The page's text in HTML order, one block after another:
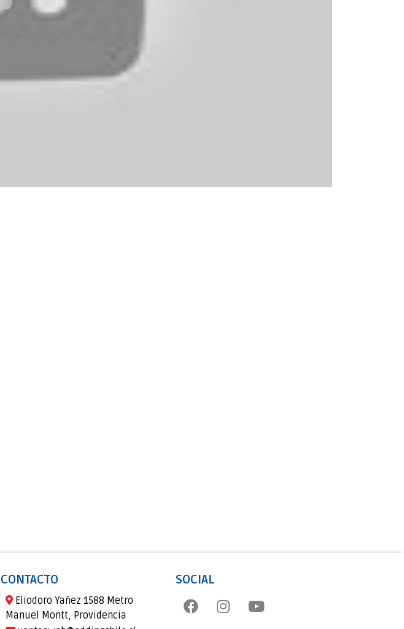
CONTACTO
Eliodoro Yañez 1588 Metro
Manuel Montt, Providencia
SOCIAL